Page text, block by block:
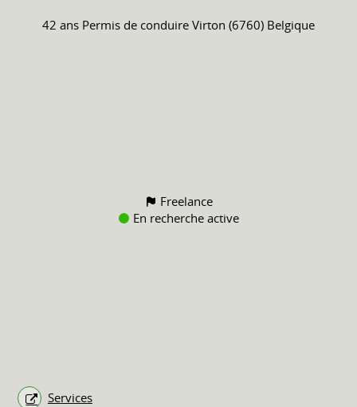
42 ans Permis de conduire Virton (6760) Belgique
Freelance
En recherche active
Services